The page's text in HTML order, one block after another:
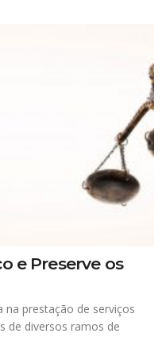
e Preserve os
na prestação de serviços
de diversos ramos de